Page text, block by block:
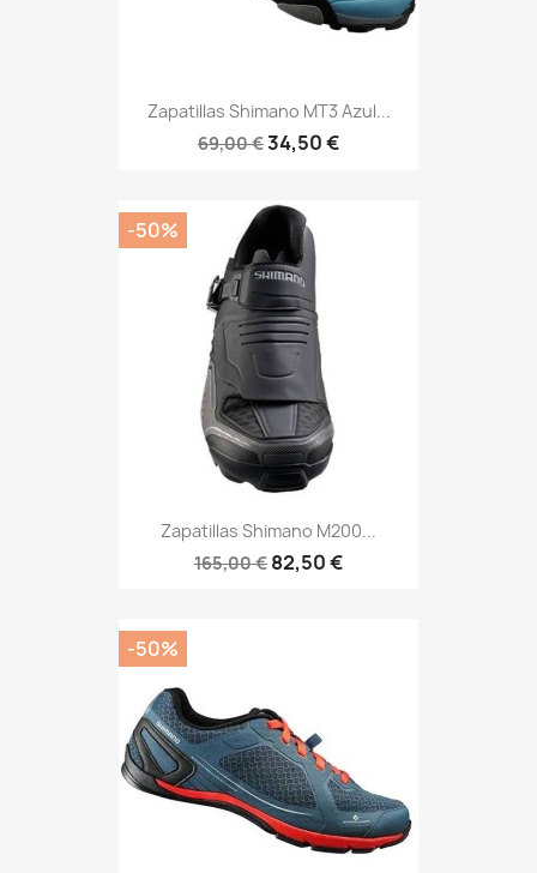
Zapatillas Shimano MT3 Azul...
69,00 €34,50 €
Zapatillas Shimano M200...
165,00 € 82,50 €
-50%
-50%